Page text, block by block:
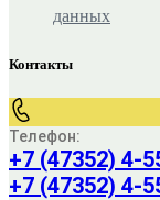
данных
Контакты
Телефон:
+7 (47352) 4-
+7 (47352) 4-